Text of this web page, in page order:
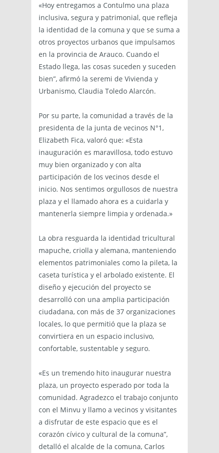
«Hoy entregamos a Contulmo una plaza
inclusiva, segura y patrimonial, que refleja
la identidad de la comuna y que se suma a
otros proyectos urbanos que impulsamos
en la provincia de Arauco. Cuando el
Estado llega, las cosas suceden y suceden
bien”, afirmó la seremi de Vivienda y
Urbanismo, Claudia Toledo Alarcón.
Por su parte, la comunidad a través de la
presidenta de la junta de vecinos N°1,
Elizabeth Fica, valoró que: «Esta
inauguración es maravillosa, todo estuvo
muy bien organizado y con alta
participación de los vecinos desde el
inicio. Nos sentimos orgullosos de nuestra
plaza y el llamado ahora es a cuidarla y
mantenerla siempre limpia y ordenada.»
La obra resguarda la identidad tricultural
mapuche, criolla y alemana, manteniendo
elementos patrimoniales como la pileta, la
caseta turística y el arbolado existente. El
diseño y ejecución del proyecto se
desarrolló con una amplia participación
ciudadana, con más de 37 organizaciones
locales, lo que permitió que la plaza se
convirtiera en un espacio inclusivo,
confortable, sustentable y seguro.
«Es un tremendo hito inaugurar nuestra
plaza, un proyecto esperado por toda la
comunidad. Agradezco el trabajo conjunto
con el Minvu y llamo a vecinos y visitantes
a disfrutar de este espacio que es el
corazón cívico y cultural de la comuna”,
detalló el alcalde de la comuna, Carlos